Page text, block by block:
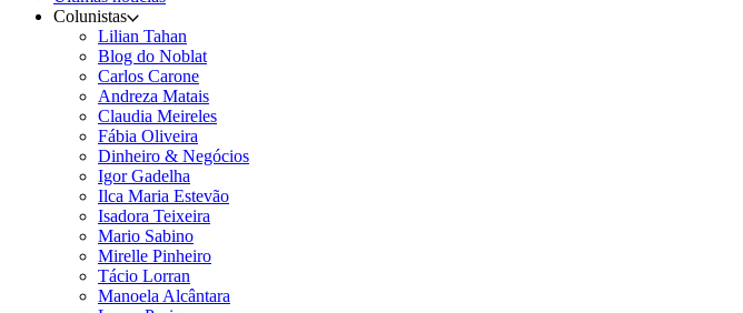
Colunistas
Lilian Tahan
Blog do Noblat
Carlos Carone
Andreza Matais
Claudia Meireles
Fábia Oliveira
Dinheiro & Negócios
Igor Gadelha
Ilca Maria Estevão
Isadora Teixeira
Mario Sabino
Mirelle Pinheiro
Tácio Lorran
Manoela Alcântara